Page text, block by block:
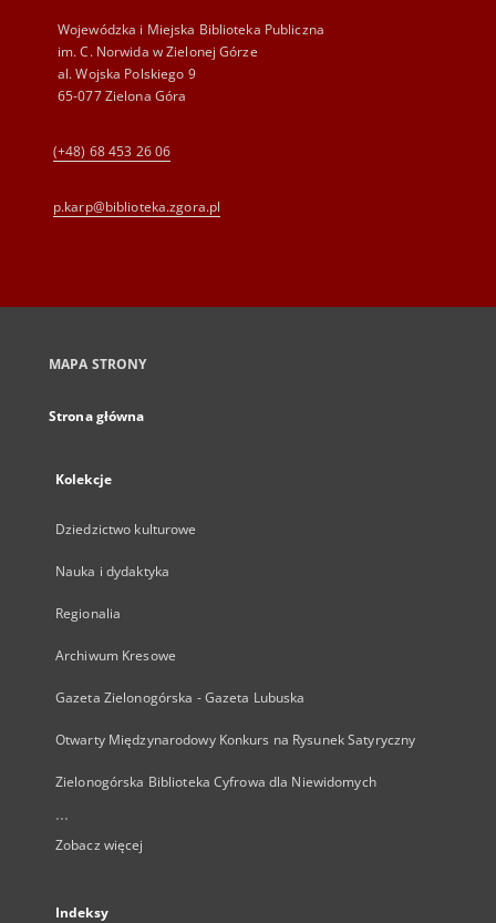
Wojewódzka i Miejska Biblioteka Publiczna
im. C. Norwida w Zielonej Górze
al. Wojska Polskiego 9
65-077 Zielona Góra
(+48) 68 453 26 06
p.karp@biblioteka.zgora.pl
MAPA STRONY
Strona główna
Kolekcje
Dziedzictwo kulturowe
Nauka i dydaktyka
Regionalia
Archiwum Kresowe
Gazeta Zielonogórska - Gazeta Lubuska
Otwarty Międzynarodowy Konkurs na Rysunek Satyryczny
Zielonogórska Biblioteka Cyfrowa dla Niewidomych
...
Zobacz więcej
Indeksy